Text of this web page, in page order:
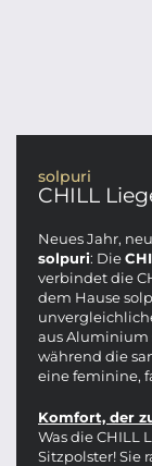
solpuri
CHILL
Neues Jahr,
solpuri: Die
verbindet die
dem Hause
aus Aluminium
während die
eine feminine,
Komfort, der
Was die CHILL
Sitzpolster! Sie